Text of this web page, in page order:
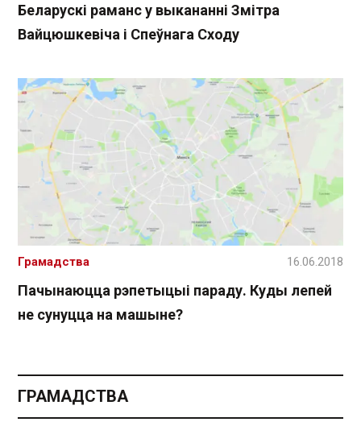
Беларускі раманс у выкананні Змітра
Вайцюшкевіча і Спеўнага Сходу
Пачынаюцца рэпетыцыі параду. Куды лепей
не сунуцца на машыне?
Грамадства 16.06.2018
ГРАМАДСТВА